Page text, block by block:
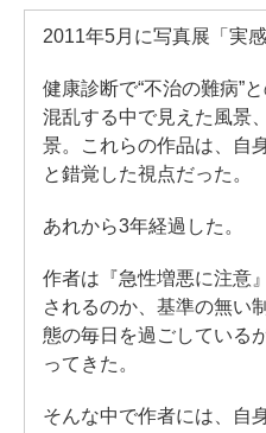
2011年5月に写真展「実
健康診断で“不治の難病”
混乱する中で見えた風景
景。これらの作品は、自
と錯覚した視点だった。
あれから3年経過した。
作者は『急性増悪に注意
されるのか、基準の無い
態の毎日を過ごしている
ってきた。
そんな中で作者には、自